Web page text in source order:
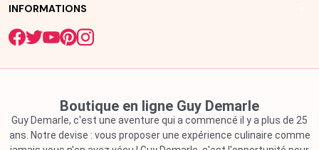
INFORMATIONS
Boutique en ligne Guy Demarle
Guy Demarle, c'est une aventure qui a commencé il y a plus de 25
ans. Notre devise : vous proposer une expérience culinaire comme